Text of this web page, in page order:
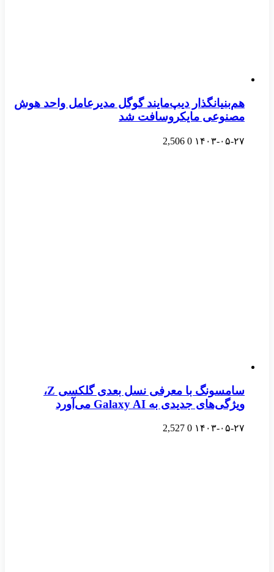
هم‌بنیانگذار دیپ‌مایند گوگل مدیرعامل واحد هوش
مصنوعی مایکروسافت شد
۱۴۰۳-۰۵-۲۷ 0
2,506
سامسونگ با معرفی نسل بعدی گلکسی Z،
ویژگی‌های جدیدی به Galaxy AI می‌آورد
۱۴۰۳-۰۵-۲۷ 0
2,527